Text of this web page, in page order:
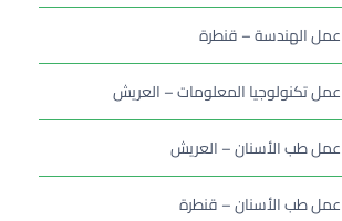
الهندسة – قنطرة
تكنولوجيا المعلومات – العريش
طب الأسنان – العريش
طب الأسنان – قنطرة